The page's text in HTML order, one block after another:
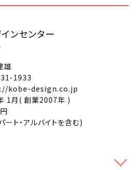
ンセンター
雄
1933
kobe-design.co.jp
1月( 創業2007年 )
ート・アルバイトを含む)